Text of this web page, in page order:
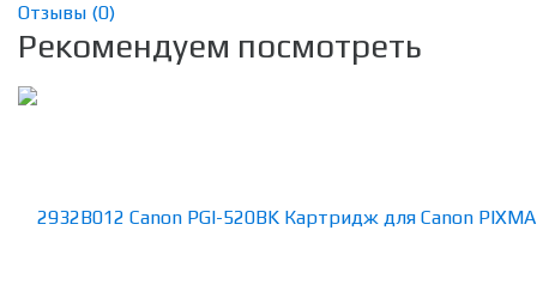
Отзывы (0)
Рекомендуем посмотреть